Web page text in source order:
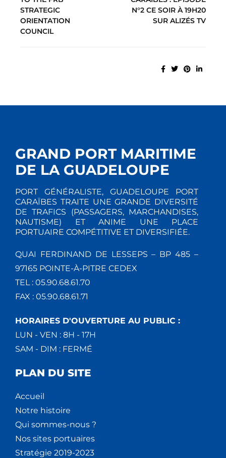
STRATEGIC
ORIENTATION
COUNCIL
N°2 CE SOIR À 19H20
SUR ALIZÉS TV
GRAND PORT MARITIME
DE LA GUADELOUPE
PORT GÉNÉRALISTE, GUADELOUPE PORT
CARAÏBES TRAITE UNE GRANDE DIVERSITÉ
DE TRAFICS (PASSAGERS, MARCHANDISES,
NAUTISME) ET ANIME UNE PLACE
PORTUAIRE COMPÉTITIVE ET DIVERSIFIÉE.
QUAI FERDINAND DE LESSEPS – BP 485 –
97165 POINTE-À-PITRE CEDEX
TEL : 05.90.68.61.70
FAX : 05.90.68.61.71
HORAIRES D'OUVERTURE AU PUBLIC :
LUN - VEN : 8H - 17H
SAM - DIM : FERMÉ
PLAN DU SITE
Accueil
Notre histoire
Qui sommes-nous ?
Nos sites portuaires
Stratégie 2019-2023